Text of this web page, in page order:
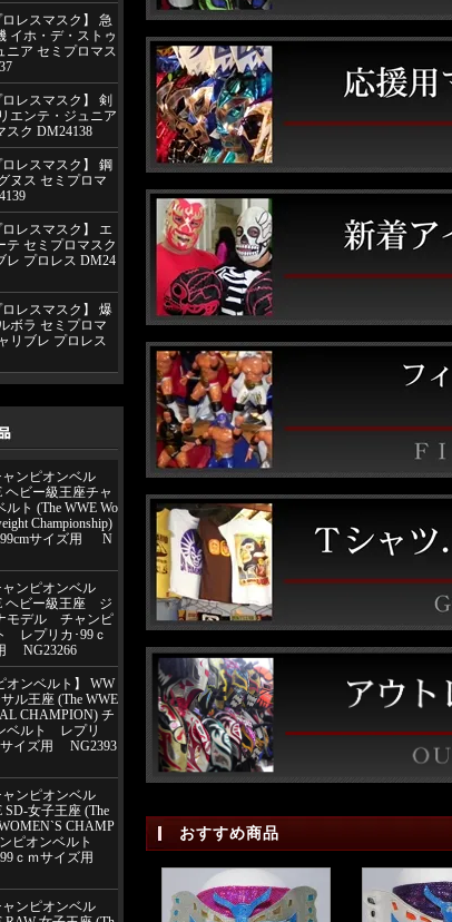
ロレスマスク】 急
イホ・デ・ストゥ
ニア セミプロマス
ロレスマスク】 剣
エンテ・ジュニア
スク DM24138
ロレスマスク】 鋼
ヌス セミプロマ
ロレスマスク】 エ
テ セミプロマスク
レ プロレス DM24
ロレスマスク】 爆
ボラ セミプロマ
リブレ プロレス
ャンピオンベル
ヘビー級王座チャ
ルト (The WWE Wo
Championship)
99cmサイズ用 N
ャンピオンベル
ヘビー級王座 ジ
モデル チャンピ
レプリカ･99ｃ
NG23266
オンベルト】 WW
ル王座 (The WWE
CHAMPION) チ
ベルト レプリ
サイズ用 NG2393
ャンピオンベル
SD-女子王座 (The
CHAMP
ピオンベルト
ｃｍサイズ用
ャンピオンベル
おすすめ商品